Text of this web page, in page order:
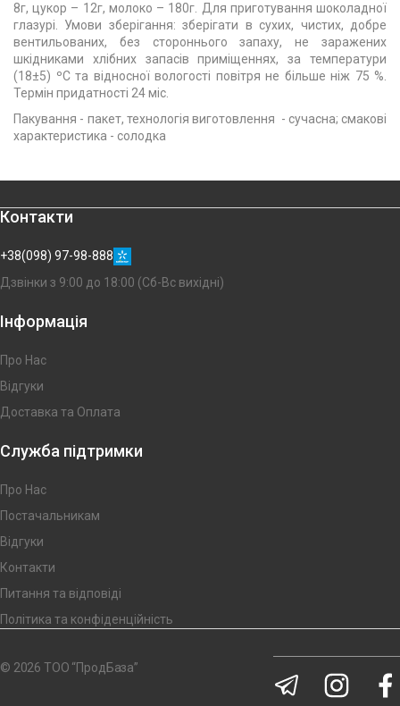
8г, цукор – 12г, молоко – 180г. Для приготування шоколадної
глазурі. Умови зберігання: зберігати в сухих, чистих, добре
вентильованих, без стороннього запаху, не заражених
шкідниками хлібних запасів приміщеннях, за температури
(18±5) ºС та відносної вологості повітря не більше ніж 75 %.
Термін придатності 24 міс.
Пакування - пакет, технологія виготовлення - сучасна; смакові
характеристика - солодка
Контакти
+38(098) 97-98-888
Дзвінки з 9:00 до 18:00 (Сб-Вс вихідні)
Інформація
Про Нас
Відгуки
Доставка та Оплата
Служба підтримки
Про Нас
Постачальникам
Відгуки
Контакти
Питання та відповіді
Політика та конфіденційність
© 2026 ТОО “ПродБаза”